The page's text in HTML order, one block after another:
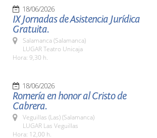
18/06/2026
IX Jornadas de Asistencia Jurídica
Gratuita.
Salamanca (Salamanca)
LUGAR Teatro Unicaja
Hora: 9,30 h.
18/06/2026
Romería en honor al Cristo de
Cabrera.
Veguillas (Las) (Salamanca)
LUGAR Las Veguillas
Hora: 12,00 h.